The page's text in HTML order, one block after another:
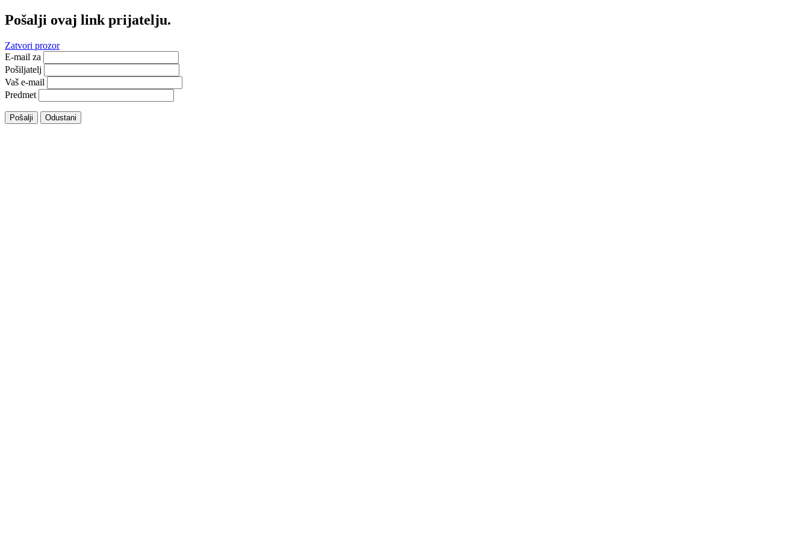
Pošalji ovaj link prijatelju.
Zatvori prozor
E-mail za
Pošiljatelj
Vaš e-mail
Predmet
Pošalji Odustani